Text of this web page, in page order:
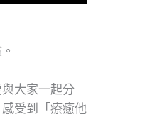
大家一起分
受到「療癒他